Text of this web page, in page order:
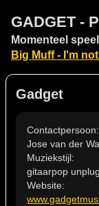
GADGET -
Momenteel
Big Muff - I'm
Gadget
Contactpersoon:
Jose van der
Muziekstijl:
gitaarpop
Website: